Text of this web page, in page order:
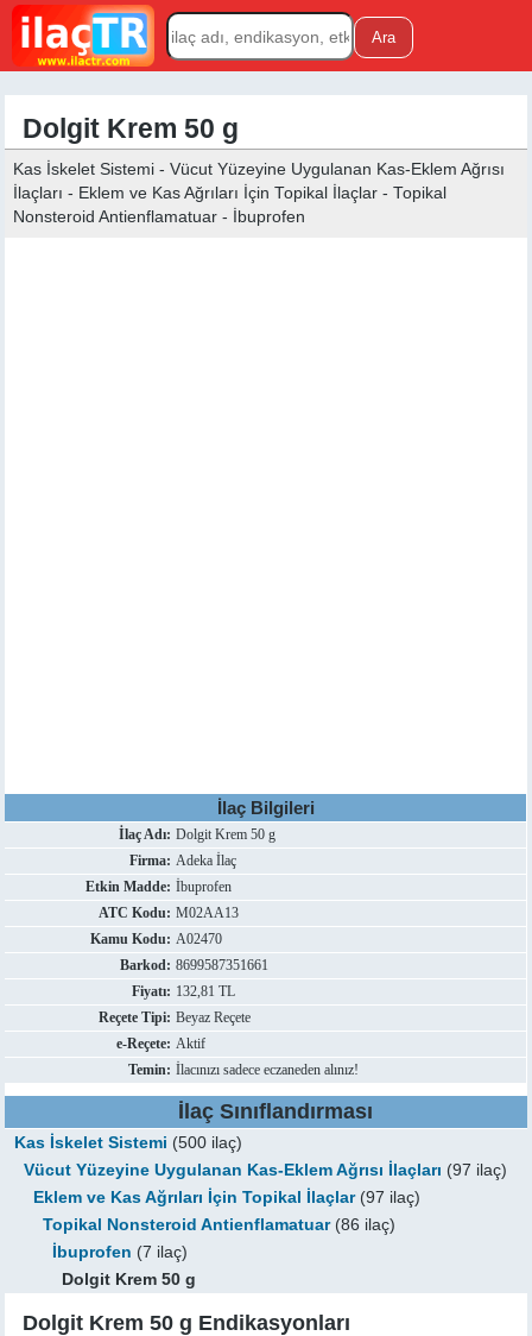
Dolgit Krem 50 g
Kas İskelet Sistemi - Vücut Yüzeyine Uygulanan Kas-Eklem Ağrısı
İlaçları - Eklem ve Kas Ağrıları İçin Topikal İlaçlar - Topikal
Nonsteroid Antienflamatuar - İbuprofen
İlaç Bilgileri
İlaç Adı: Dolgit Krem 50 g
Firma: Adeka İlaç
Etkin Madde: İbuprofen
ATC Kodu: M02AA13
Kamu Kodu: A02470
Barkod: 8699587351661
Fiyatı: 132,81 TL
Reçete Tipi: Beyaz Reçete
e-Reçete: Aktif
Temin: İlacınızı sadece eczaneden alınız!
İlaç Sınıflandırması
Kas İskelet Sistemi (500 ilaç)
Vücut Yüzeyine Uygulanan Kas-Eklem Ağrısı İlaçları (97 ilaç)
Eklem ve Kas Ağrıları İçin Topikal İlaçlar(97 ilaç)
Topikal Nonsteroid Antienflamatuar(86 ilaç)
İbuprofen (7 ilaç)
Dolgit Krem 50 g
Dolgit Krem 50 g Endikasyonları